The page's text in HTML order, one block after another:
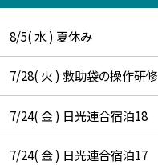
8/5( 水 ) 夏休み
7/28( 火 ) 救助袋の操作研修
7/24( 金 ) 日光連合宿泊18
7/24( 金 ) 日光連合宿泊17